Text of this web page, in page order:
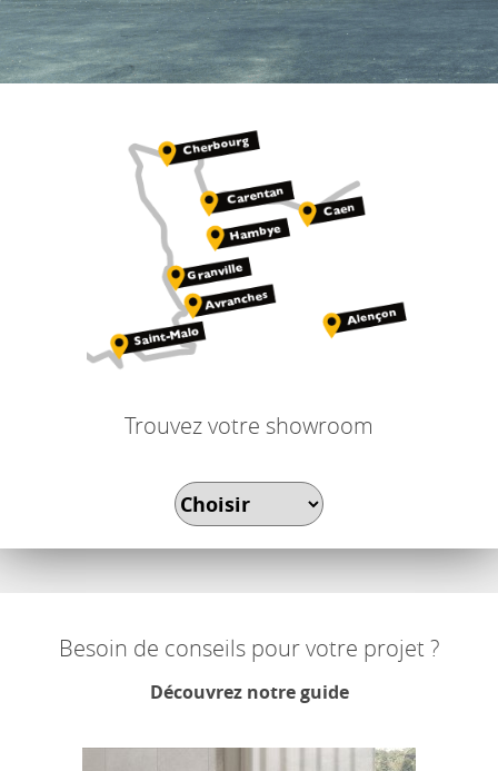
Trouvez votre showroom
Besoin de conseils pour votre projet ?
Découvrez notre guide